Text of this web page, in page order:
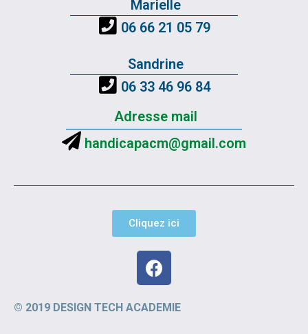
Marielle
06 66 21 05 79
Sandrine
06 33 46 96 84
Adresse mail
handicapacm@gmail.com
Cliquez ici
© 2019 DESIGN TECH ACADEMIE